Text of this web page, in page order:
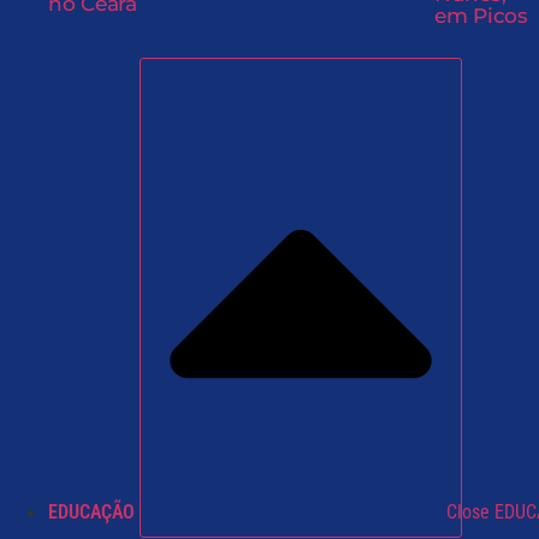
em Picos
EDUCAÇÃO Close